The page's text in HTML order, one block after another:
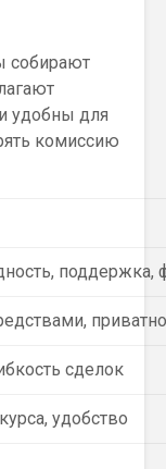
собирают
удобны для
комиссию
поддержка,
сделок
удобство